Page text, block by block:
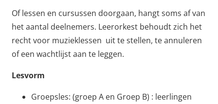
Of lessen en cursussen doorgaan, hangt soms af van
het aantal deelnemers. Leerorkest behoudt zich het
recht voor muzieklessen uit te stellen, te annuleren
of een wachtlijst aan te leggen.
Lesvorm
Groepsles: (groep A en Groep B) : leerlingen